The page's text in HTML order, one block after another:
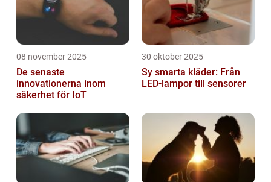
08 november 2025
De senaste
innovationerna inom
säkerhet för IoT
30 oktober 2025
Sy smarta kläder: Från
LED-lampor till sensorer